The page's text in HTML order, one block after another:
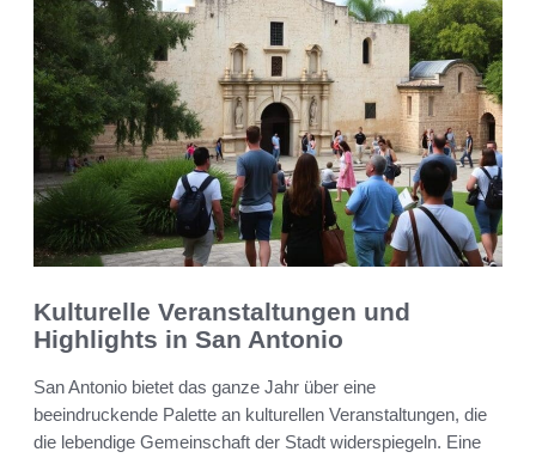
Kulturelle Veranstaltungen und
Highlights in San Antonio
San Antonio bietet das ganze Jahr über eine
beeindruckende Palette an kulturellen Veranstaltungen, die
die lebendige Gemeinschaft der Stadt widerspiegeln. Eine